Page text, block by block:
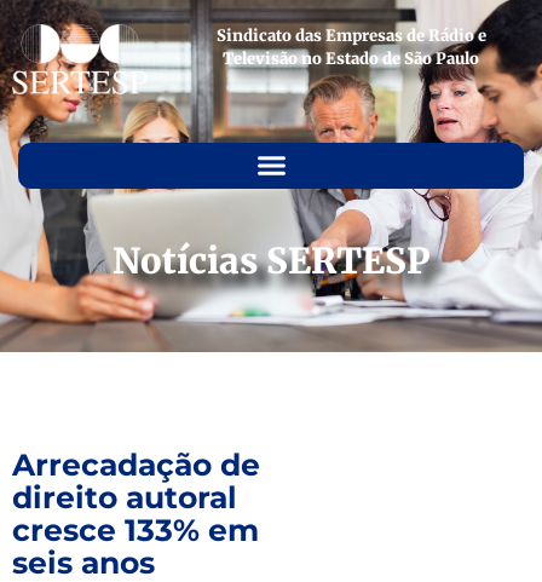
Sindicato das Empresas de Rádio e
Televisão no Estado de São Paulo
Notícias SERTESP
Arrecadação de
direito autoral
cresce 133% em
seis anos